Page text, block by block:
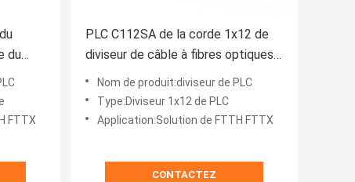
du
FTTX
PLC C112SA de la corde 1x12 de
diviseur de câble à fibres optiques
de l'équipement 1650nm de FTTH
Nom de produit:diviseur de PLC
Type:Diviseur 1x12 de PLC
Application:Solution de FTTH FTTX
CONTACTEZ